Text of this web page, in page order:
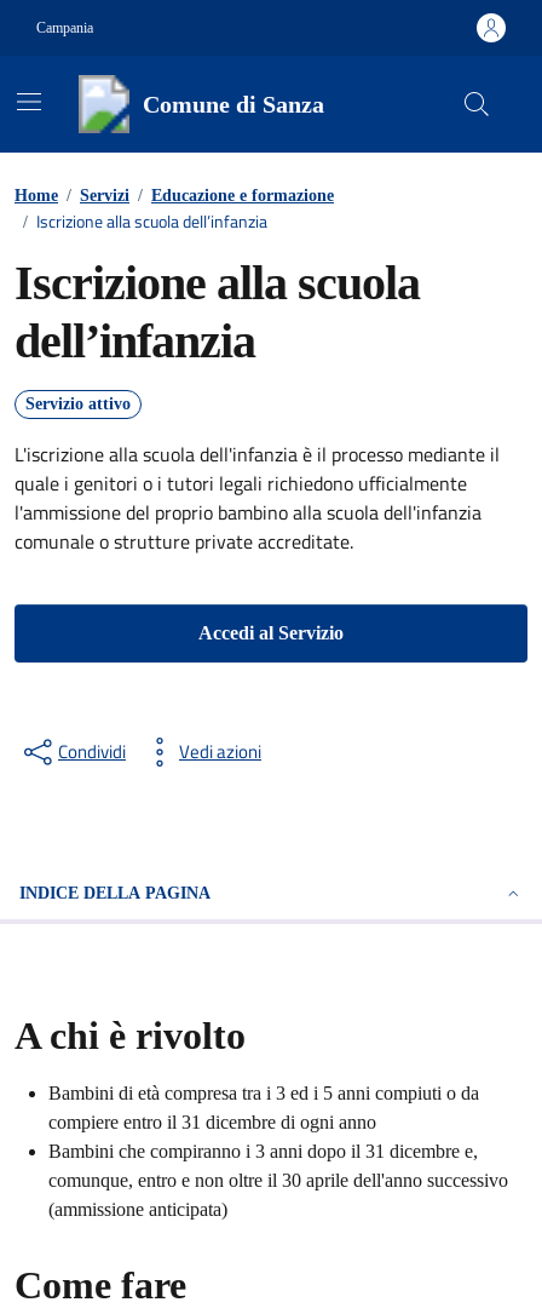
Campania
Comune di Sanza
Home / Servizi / Educazione e formazione
/ Iscrizione alla scuola dell’infanzia
Iscrizione alla scuola
dell’infanzia
Servizio attivo
L'iscrizione alla scuola dell'infanzia è il processo mediante il
quale i genitori o i tutori legali richiedono ufficialmente
l'ammissione del proprio bambino alla scuola dell'infanzia
comunale o strutture private accreditate.
Accedi al Servizio
Condividi Vedi azioni
INDICE DELLA PAGINA
A chi è rivolto
Bambini di età compresa tra i 3 ed i 5 anni compiuti o da
compiere entro il 31 dicembre di ogni anno
Bambini che compiranno i 3 anni dopo il 31 dicembre e,
comunque, entro e non oltre il 30 aprile dell'anno successivo
(ammissione anticipata)
Come fare